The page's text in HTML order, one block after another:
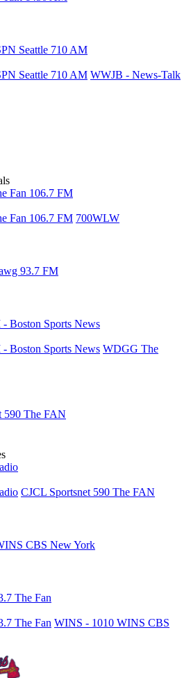
Seattle 710 AM
Seattle 710 AM WWJB - News-Talk
Fan 106.7 FM
Fan 106.7 FM 700WLW
93.7 FM
Boston Sports News
Boston Sports News WDGG The
590 The FAN
CJCL Sportsnet 590 The FAN
CBS New York
The Fan
The Fan WINS - 1010 WINS CBS